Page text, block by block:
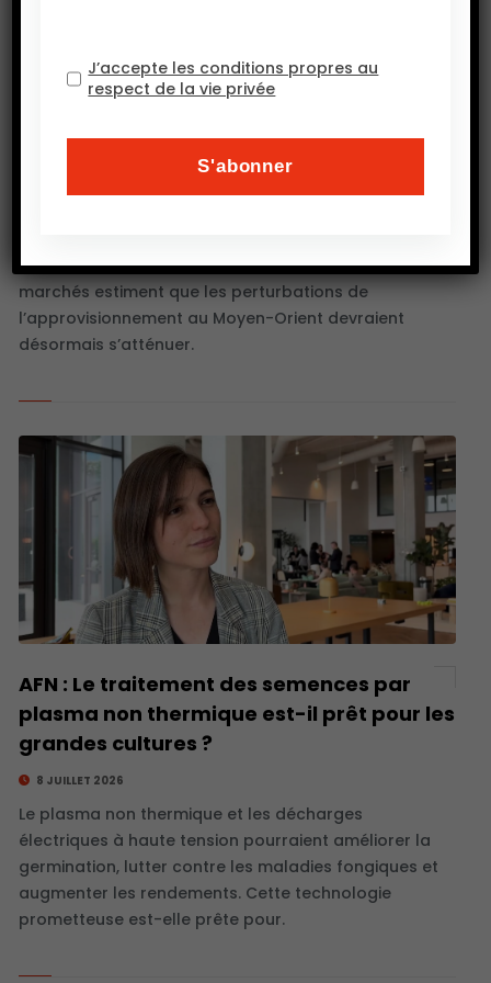
chutent malgré les tensions au Moyen-
les records atteints durant le conflit avec l’Iran. Les
marchés estiment que les perturbations de
l’approvisionnement au Moyen-Orient devraient
désormais s’atténuer.
AFN : Le traitement des semences par
plasma non thermique est-il prêt pour les
grandes cultures ?
8 JUILLET 2026
Le plasma non thermique et les décharges
électriques à haute tension pourraient améliorer la
germination, lutter contre les maladies fongiques et
augmenter les rendements. Cette technologie
prometteuse est-elle prête pour.
J’accepte les conditions propres au
respect de la vie privée